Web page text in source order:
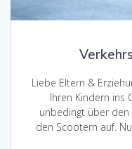
Liebe Eltern &
Ihren Kindern ins
unbedingt über
den Scootern auf.